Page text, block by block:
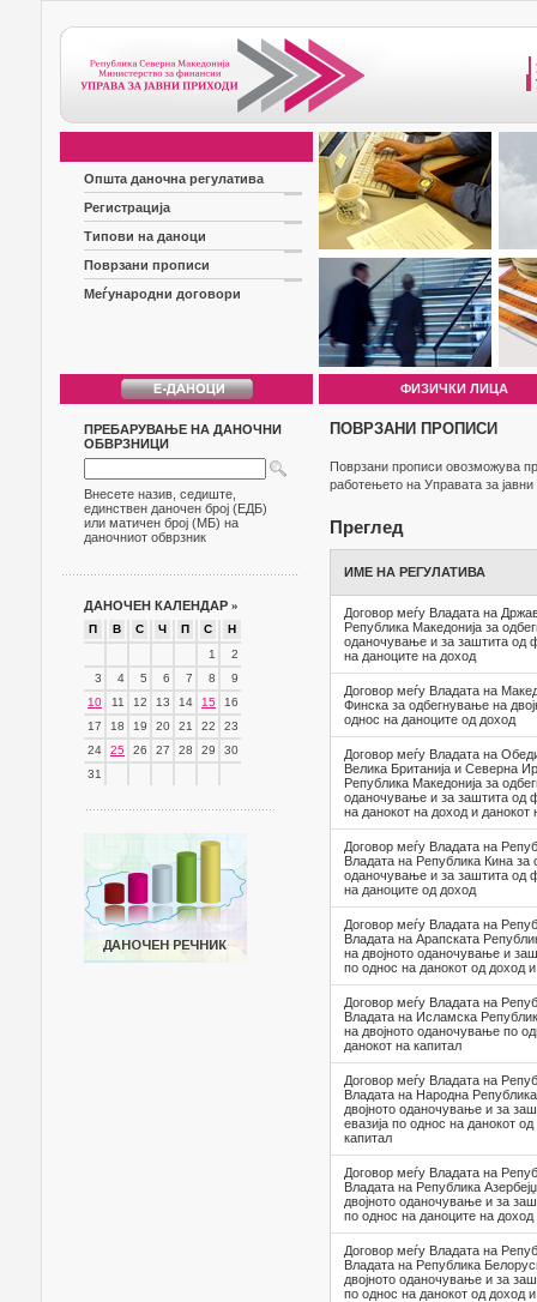
Општа даночна регулатива
Регистрација
Типови на даноци
Поврзани прописи
Меѓународни договори
ФИЗИЧКИ ЛИЦА
ПРЕБАРУВАЊЕ НА ДАНОЧНИ
ОБВРЗНИЦИ
Внесете назив, седиште,
единствен даночен број (ЕДБ)
или матичен број (МБ) на
даночниот обврзник
ДАНОЧЕН КАЛЕНДАР »
П В С Ч П С
Н
1
2
3
4 5 6 7 8
9
10
11 12 13 14 15
16
17
18 19 20 21 22
23
24
25 26 27 28 29
30
31
ПОВРЗАНИ ПРОПИСИ
Поврзани прописи овозможува
работењето на Управата за
Преглед
ИМЕ НА РЕГУЛАТИВА
Договор меѓу Владата на
Република Македонија за
оданочување и за заштита од
на даноците на доход
Договор меѓу Владата на
Финска за одбегнување на
однос на даноците од доход
Договор меѓу Владата на
Велика Британија и Северна
Република Македонија за
оданочување и за заштита од
на данокот на доход и данокот
Договор меѓу Владата на
Владата на Република Кина за
оданочување и за заштита од
на даноците од доход
Договор меѓу Владата на
Владата на Арапската
на двојното оданочување и
по однос на данокот од доход
Договор меѓу Владата на
Владата на Исламска
на двојното оданочување по
данокот на капитал
Договор меѓу Владата на
Владата на Народна
двојното оданочување и за
евазија по однос на данокот
капитал
Договор меѓу Владата на
Владата на Република
двојното оданочување и за
по однос на даноците на доход
Договор меѓу Владата на
Владата на Република
двојното оданочување и за
по однос на данокот од доход